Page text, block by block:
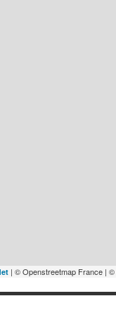
| © Openstreetmap France | ©